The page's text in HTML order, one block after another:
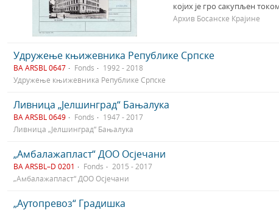
којих је гро сакупљен
Архив Босанске Крајине
Удружење књижевника Републике Српске
BA ARSBL 0647 Fonds
1992 - 2018
Удружење књижевника Републике Српске
Ливница „Јелшинград“ Бањалука
BA ARSBL 0649 Fonds
1947 - 2017
Ливница „Јелшинград“ Бањалука
„Амбалажапласт“ ДОО Осјечани
BA ARSBL–D 0201 Fonds
2015 - 2017
„Амбалажапласт“ ДОО Осјечани
„Аутопревоз“ Градишка